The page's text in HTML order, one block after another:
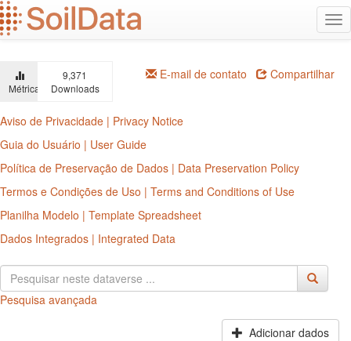
Ir
para
o
principal
Métricas
9,371
Downloads
E-mail de contato Compartilhar
Aviso de Privacidade | Privacy Notice
Guia do Usuário | User Guide
Política de Preservação de Dados | Data Preservation Policy
Termos e Condições de Uso | Terms and Conditions of Use
Planilha Modelo | Template Spreadsheet
Dados Integrados | Integrated Data
Pesquisa avançada
Adicionar dados